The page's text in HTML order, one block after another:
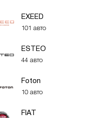
EXEED
101 авто
ESTEO
44 авто
Foton
10 авто
FIAT